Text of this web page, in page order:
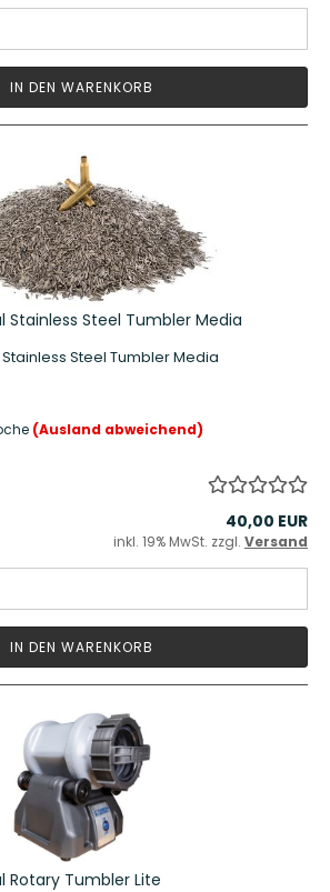
IN DEN WARENKORB
Stainless Steel Tumbler Media
Steel Tumbler Media
(Ausland abweichend)
40,00 EUR
inkl. 19% MwSt. zzgl. Versand
IN DEN WARENKORB
Rotary Tumbler Lite